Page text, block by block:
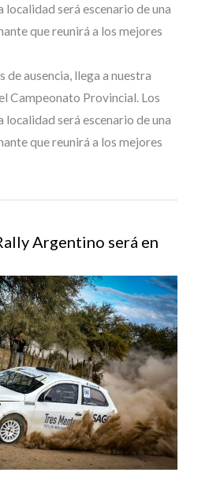
localidad será escenario de una
que reunirá a los mejores
de ausencia, llega a nuestra
Campeonato Provincial. Los
localidad será escenario de una
que reunirá a los mejores
Argentino será en